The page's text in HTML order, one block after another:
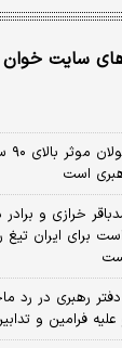
سایت خوان
است
خرازی و
ایران تیغ
فرامین و